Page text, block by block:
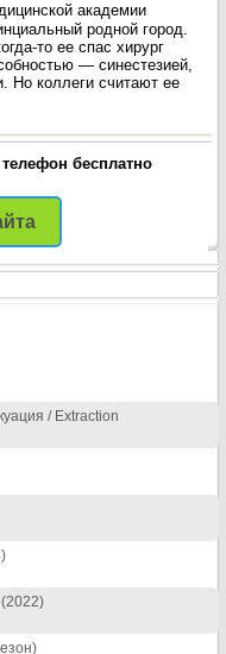
академии
родной город.
то ее спас хирург
— синестезией,
Но коллеги считают ее
бесплатно
/ Extraction